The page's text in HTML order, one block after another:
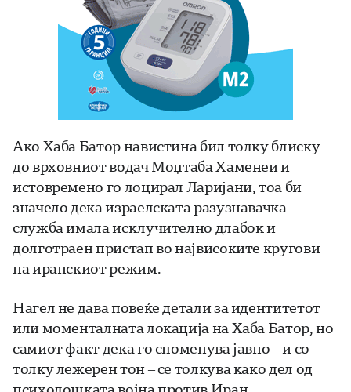
Ако Хаба Батор навистина бил толку блиску
до врховниот водач Моџтаба Хаменеи и
истовремено го лоцирал Ларијани, тоа би
значело дека израелската разузнавачка
служба имала исклучително длабок и
долготраен пристап во највисоките кругови
на иранскиот режим.
Нагел не дава повеќе детали за идентитетот
или моменталната локација на Хаба Батор, но
самиот факт дека го споменува јавно – и со
толку лежерен тон – се толкува како дел од